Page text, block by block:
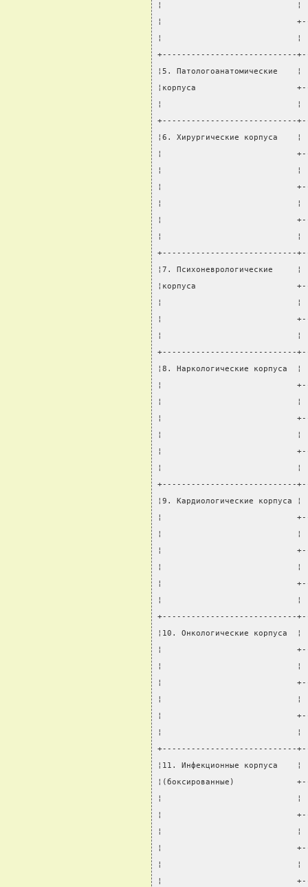
¦                            ¦
¦
¦                            ¦
+----------------------------
¦5.
¦корпуса
¦                            ¦
+----------------------------
¦6. Хирургические
¦
¦                            ¦
¦
¦                            ¦
¦
¦                            ¦
+----------------------------
¦7. Психоневрологические
¦корпуса
¦                            ¦
¦
¦                            ¦
+----------------------------
¦8. Наркологические
¦
¦                            ¦
¦
¦                            ¦
¦
¦                            ¦
+----------------------------
¦9. Кардиологические
¦
¦                            ¦
¦
¦                            ¦
¦
¦                            ¦
+----------------------------
¦10. Онкологические
¦
¦                            ¦
¦
¦                            ¦
¦
¦                            ¦
+----------------------------
¦11. Инфекционные
¦(боксированные)
¦                            ¦
¦
¦                            ¦
¦
¦                            ¦
¦